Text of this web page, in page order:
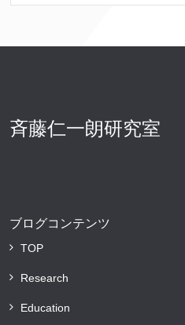
斉藤仁一朗研究室
ブログコンテンツ
TOP
Research
Education